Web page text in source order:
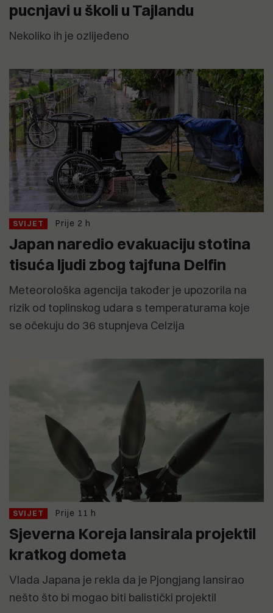
pucnjavi u školi u Tajlandu
Nekoliko ih je ozlijeđeno
SVIJET Prije 2 h
Japan naredio evakuaciju stotina
tisuća ljudi zbog tajfuna Delfin
Meteorološka agencija također je upozorila na
rizik od toplinskog udara s temperaturama koje
se očekuju do 36 stupnjeva Celzija
SVIJET Prije 11 h
Sjeverna Koreja lansirala projektil
kratkog dometa
Vlada Japana je rekla da je Pjongjang lansirao
nešto što bi mogao biti balistički projektil